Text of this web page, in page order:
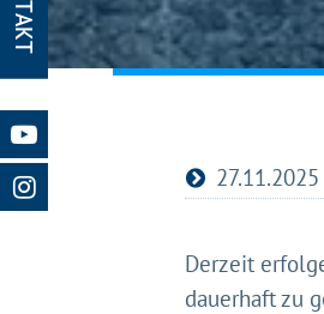
27.11.2025
Derzeit
dauerhaft zu